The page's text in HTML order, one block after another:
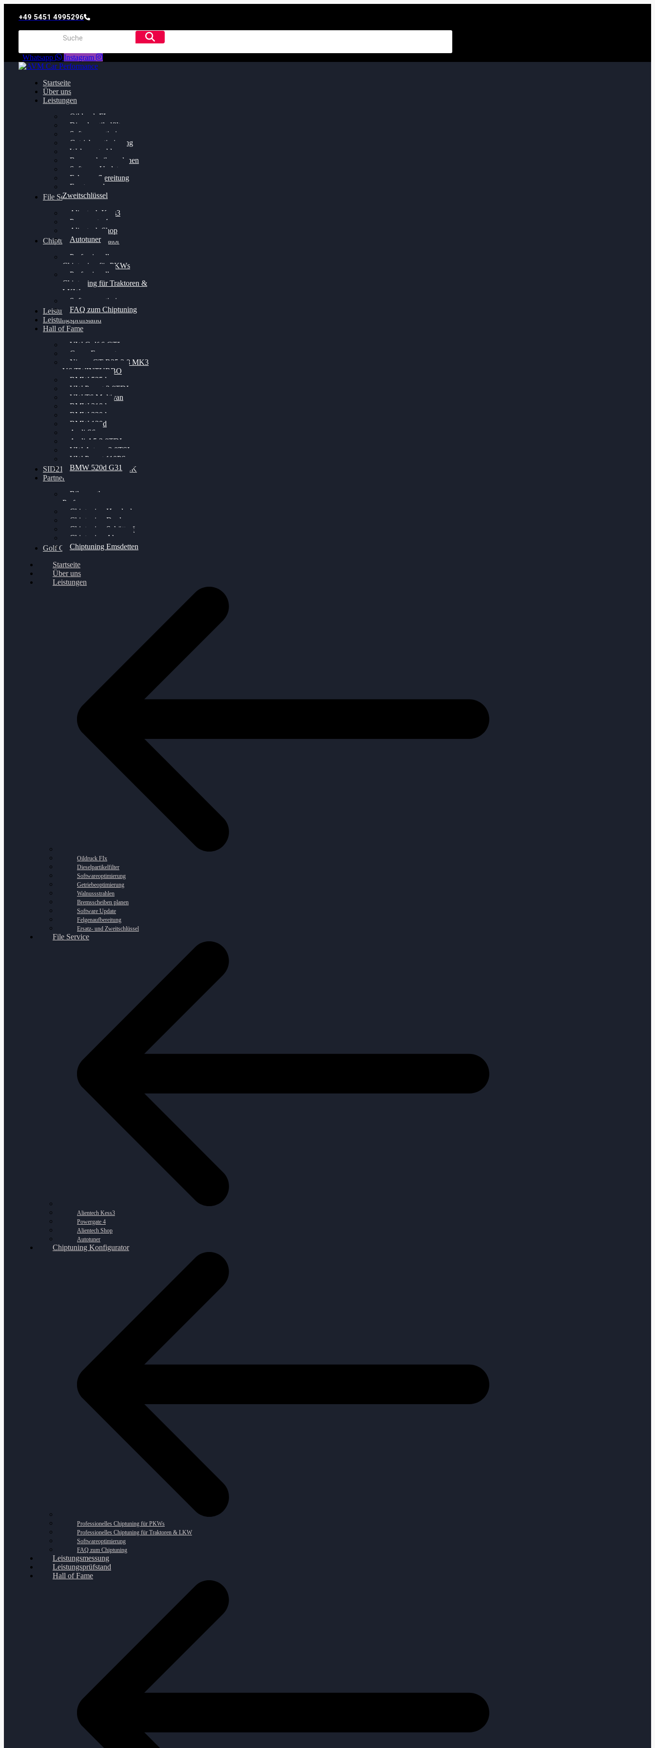
+49 5451 4995296
Whatsapp Instagram
Startseite
Über uns
Leistungen
Oildruck FIx
Dieselpartikelfilter
Softwareoptimierung
Getriebeoptimierung
Walnussstrahlen
Bremsscheiben planen
Software Update
Felgenaufbereitung
Ersatz- und
Zweitschlüssel
File Service
Alientech Kess3
Powergate 4
Alientech Shop
Autotuner
Chiptuning Konfigurator
Professionelles
Chiptuning für PKWs
Professionelles
Chiptuning für Traktoren &
LKW
Softwareoptimierung
FAQ zum Chiptuning
Leistungsmessung
Leistungsprüfstand
Hall of Fame
VW Golf 6 GTI
Cupra Formentor
Nissan GT-R35 3.8 MK3
V6 TWINTURBO
BMW 525d
VW Passat 2.0TDI
VW T6 Multivan
BMW 318d
BMW 320d
BMW 120d
Audi S6
Audi A5 3.0TDI
VW Arteon 2.0TSI
VW Passat 110PS
BMW 520d G31
SID212 / 212EVO UNLOCK
Partner
Bilgenroth
Performance
Chiptuning Herzlacke
Chiptuning Duelmen
Chiptuning Schüttorf
Chiptuning Ahaus
Chiptuning Emsdetten
Golf Gewinnspiel
Startseite
Über uns
Leistungen
Oildruck FIx
Dieselpartikelfilter
Softwareoptimierung
Getriebeoptimierung
Walnussstrahlen
Bremsscheiben planen
Software Update
Felgenaufbereitung
Ersatz- und Zweitschlüssel
File Service
Alientech Kess3
Powergate 4
Alientech Shop
Autotuner
Chiptuning Konfigurator
Professionelles Chiptuning für PKWs
Professionelles Chiptuning für Traktoren & LKW
Softwareoptimierung
FAQ zum Chiptuning
Leistungsmessung
Leistungsprüfstand
Hall of Fame